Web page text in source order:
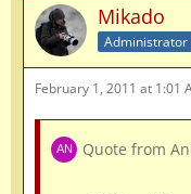
Mikado
Administrator
February 1, 2011 at 1:01
Quote from